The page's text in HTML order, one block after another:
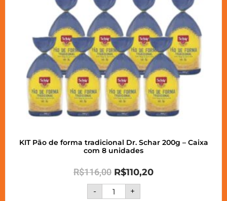
KIT Pão de forma tradicional Dr. Schar 200g – Caixa
com 8 unidades
R$116,00 R$110,20
- +